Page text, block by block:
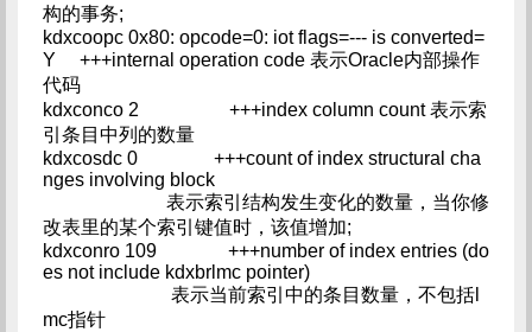
构的事务;
kdxcoopc 0x80: opcode=0: iot flags=--- is converted=
Y +++internal operation code 表示Oracle内部操作
代码
kdxconco 2 +++index column count 表示索
引条目中列的数量
kdxcosdc 0 +++count of index structural cha
nges involving block
表示索引结构发生变化的数量，当你修
改表里的某个索引键值时，该值增加;
kdxconro 109 +++number of index entries (do
es not include kdxbrlmc pointer)
表示当前索引中的条目数量，不包括l
mc指针